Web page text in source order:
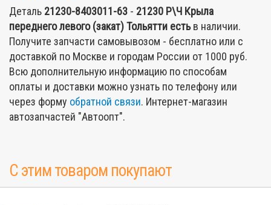
Деталь 21230-8403011-63 - 21230 Р\Ч Крыла
переднего левого (закат) Тольятти естьв наличии.
Получите запчасти самовывозом - бесплатно или с
доставкой по Москве и городам России от 1000 руб.
Всю дополнительную информацию по способам
оплаты и доставки можно узнать по телефону или
через форму обратной связи. Интернет-магазин
автозапчастей "Автоопт".
С этим товаром покупают